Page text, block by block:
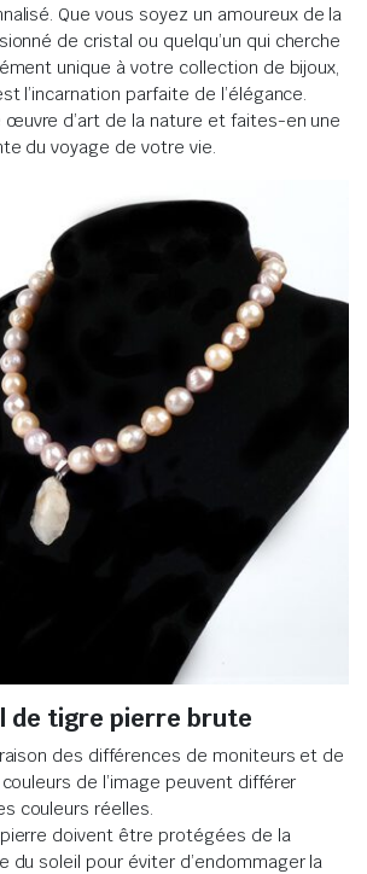
Que vous soyez un amoureux de la
de cristal ou quelqu’un qui cherche
unique à votre collection de bijoux,
l’incarnation parfaite de l’élégance.
œuvre d’art de la nature et faites-en une
du voyage de votre vie.
de tigre pierre brute
des différences de moniteurs et de
de l’image peuvent différer
couleurs réelles.
doivent être protégées de la
du soleil pour éviter d’endommager la